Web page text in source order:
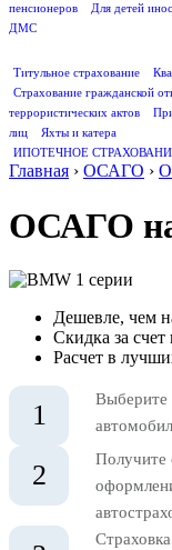
пенсионеров
Для детей
ДМС
Титульное страхование
Страхование гражданской
террористических актов
лиц
Яхты и катера
ИПОТЕЧНОЕ
Главная › ОСАГО ›
ОСАГО
Дешевле, чем
Скидка за
Расчет в
1
Выберите
2
Получите